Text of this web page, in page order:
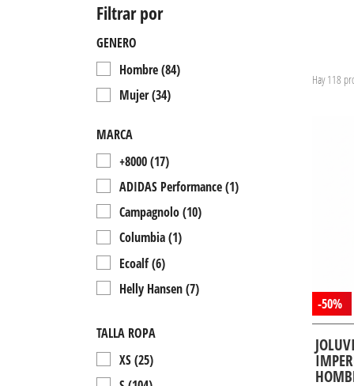
Filtrar por
GENERO
Hombre(84)
Mujer(34)
MARCA
+8000(17)
ADIDAS Performance(1)
Campagnolo(10)
Columbia(1)
Ecoalf(6)
Helly Hansen(7)
Mammut
Millet(6)
TALLA ROPA
XS(25)
Hay 118
-50%